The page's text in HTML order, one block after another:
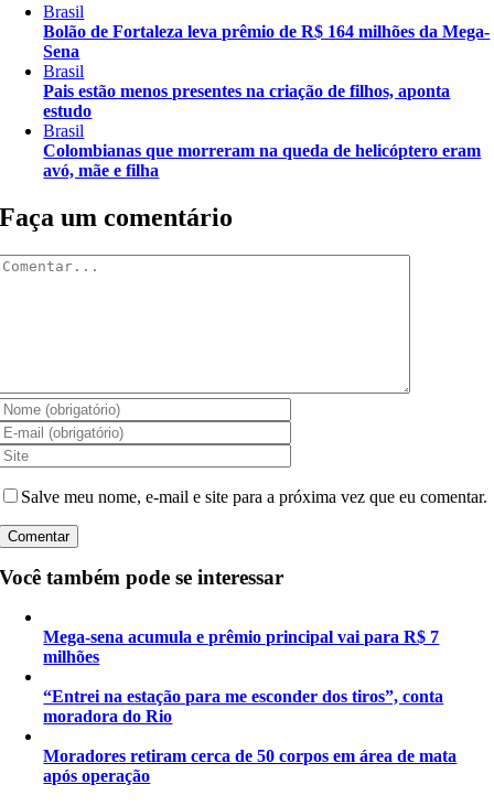
Brasil
Bolão de Fortaleza leva prêmio de R$ 164 milhões da Mega-
Sena
Brasil
Pais estão menos presentes na criação de filhos, aponta
estudo
Brasil
Colombianas que morreram na queda de helicóptero eram
avó, mãe e filha
Faça um comentário
Salve meu nome, e-mail e site para a próxima vez que eu comentar.
Você também pode se interessar
Mega-sena acumula e prêmio principal vai para R$ 7
milhões
“Entrei na estação para me esconder dos tiros”, conta
moradora do Rio
Moradores retiram cerca de 50 corpos em área de mata
após operação